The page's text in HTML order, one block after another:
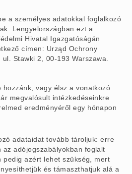
a személyes adatokkal foglalkozó
Lengyelországban ezt a
Hivatal Igazgatóságán
címen: Urząd Ochrony
Stawki 2, 00-193 Warszawa.
hozzánk, vagy élsz a vonatkozó
megvalósult intézkedéseinkre
eredményéről egy hónapon
adataidat tovább tároljuk: erre
adójogszabályokban foglalt
pedig azért lehet szükség, mert
és támaszthatjuk alá a